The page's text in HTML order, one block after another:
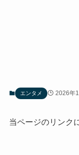
エンタメ 2026年
当ページのリンク